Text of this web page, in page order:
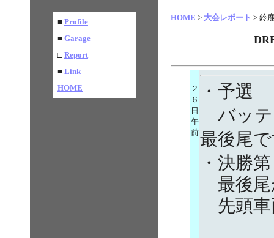
■ Profile
■ Garage
□ Report
■ Link
HOME
HOME > 大会レポート > 鈴
２
６
日
午
前
・予選
バッテ
最後尾
・決勝
最後尾
先頭車